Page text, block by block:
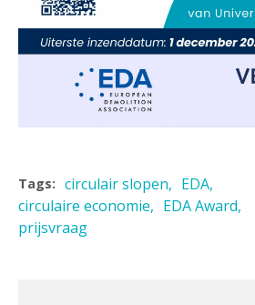
Tags: circulair slopen
EDA
circulaire economie
EDA Award
prijsvraag